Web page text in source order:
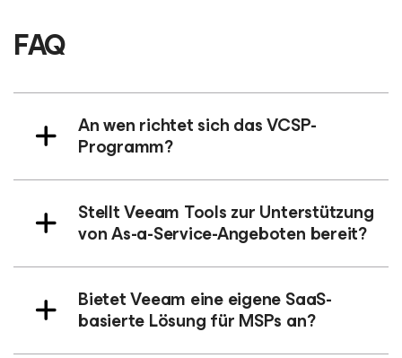
FAQ
An wen richtet sich das VCSP-
Programm?
Stellt Veeam Tools zur Unterstützung
von As-a-Service-Angeboten bereit?
Bietet Veeam eine eigene SaaS-
basierte Lösung für MSPs an?